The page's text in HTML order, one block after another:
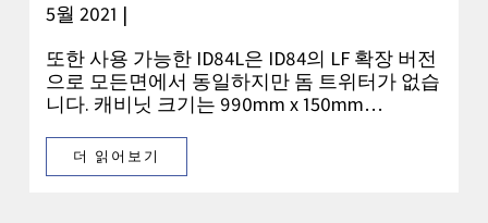
5월 2021 |
또한 사용 가능한 ID84L은 ID84의 LF 확장 버전
으로 모든면에서 동일하지만 돔 트위터가 없습
니다. 캐비닛 크기는 990mm x 150mm…
더 읽어보기